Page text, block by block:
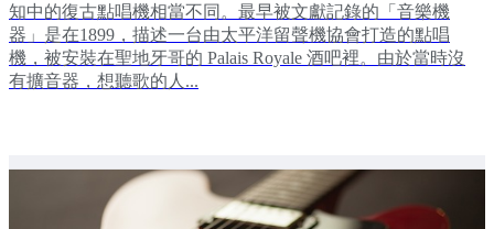
知中的復古點唱機相當不同。最早被文獻記錄的「音樂機
器」是在1899，描述一台由太平洋留聲機協會打造的點唱
機，被安裝在聖地牙哥的 Palais Royale 酒吧裡。由於當時沒
有擴音器，想聽歌的人...